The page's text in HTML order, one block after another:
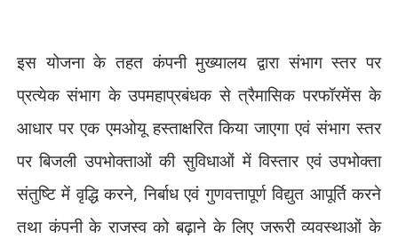
इस योजना के तहत कंपनी मुख्यालय द्वारा संभाग स्तर पर
प्रत्येक संभाग के उपमहाप्रबंधक से त्रैमासिक परफॉरमेंस के
आधार पर एक एमओयू हस्ताक्षरित किया जाएगा एवं संभाग स्तर
पर बिजली उपभोक्ताओं की सुविधाओं में विस्तार एवं उपभोक्ता
संतुष्टि में वृद्धि करने,निर्बाध एवं गुणवत्तापूर्ण विद्युत आपूर्ति करने
तथा कंपनी के राजस्व को बढ़ाने के लिए जरूरी व्यवस्थाओं के